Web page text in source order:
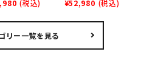
Twill Camp
ク 黒
(税込)
Bandana Football
¥52,980 (税込)
リー一覧を見る